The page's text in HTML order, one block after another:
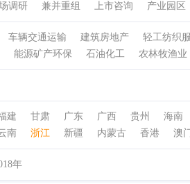
调研 兼并重组 上市咨询 产业园区
车辆交通运输 建筑房地产 轻工纺织
能源矿产环保 石油化工 农林牧渔业
建 甘肃 广东 广西 贵州 海南
南 浙江 新疆 内蒙古 香港 澳
年